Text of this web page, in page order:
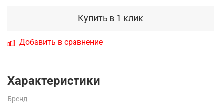
Купить в 1 клик
Добавить в сравнение
Характеристики
Бренд